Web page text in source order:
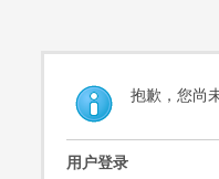
抱歉，您尚
用户登录